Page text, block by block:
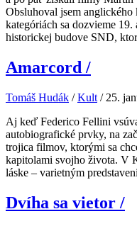
Obsluhoval jsem
kategóriách sa dozvieme
historickej budove SND,
Amarcord /
Tomáš Hudák /Kult / 25.
Aj keď Federico Fellini
autobiografické prvky, na
trojica filmov, ktorými sa
kapitolami svojho života. V
láske – varietným
Dvíha sa vietor /